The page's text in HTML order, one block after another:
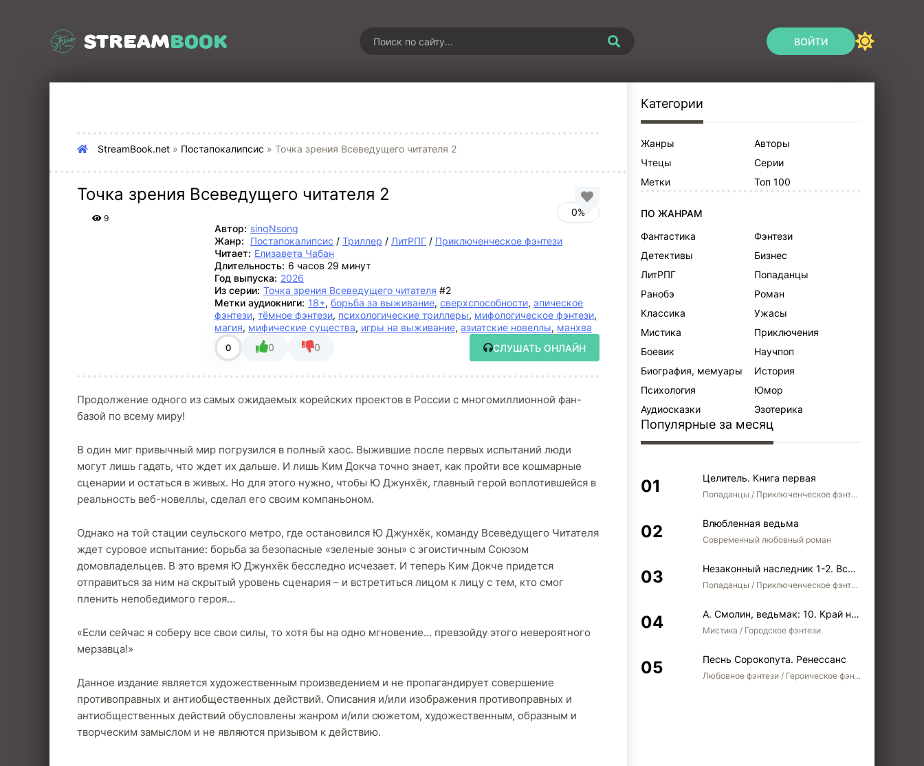
STREAMBOOK ВОЙТИ
StreamBook.net » Постапокалипсис » Точка зрения Всеведущего читателя 2
Точка зрения Всеведущего читателя 2
9
0%
Автор: singNsong
Жанр:
Постапокалипсис / Триллер / ЛитРПГ / Приключенческое фэнтези
Читает: Елизавета Чабан
Длительность: 6 часов 29 минут
Год выпуска: 2026
Из серии: Точка зрения Всеведущего читателя #2
Метки аудиокниги: 18+, борьба за выживание, сверхспособности, эпическое
фэнтези, тёмное фэнтези, психологические триллеры, мифологическое фэнтези,
магия, мифические существа, игры на выживание, азиатские новеллы, манхва
0 0 0 СЛУШАТЬ ОНЛАЙН
Продолжение одного из самых ожидаемых корейских проектов в России с многомиллионной фан-
базой по всему миру!
В один миг привычный мир погрузился в полный хаос. Выжившие после первых испытаний люди
могут лишь гадать, что ждет их дальше. И лишь Ким Докча точно знает, как пройти все кошмарные
сценарии и остаться в живых. Но для этого нужно, чтобы Ю Джунхёк, главный герой воплотившейся в
реальность веб-новеллы, сделал его своим компаньоном.
Однако на той стации сеульского метро, где остановился Ю Джунхёк, команду Всеведущего Читателя
ждет суровое испытание: борьба за безопасные «зеленые зоны» с эгоистичным Союзом
домовладельцев. В это время Ю Джунхёк бесследно исчезает. И теперь Ким Докче придется
отправиться за ним на скрытый уровень сценария – и встретиться лицом к лицу с тем, кто смог
пленить непобедимого героя…
«Если сейчас я соберу все свои силы, то хотя бы на одно мгновение… превзойду этого невероятного
мерзавца!»
Данное издание является художественным произведением и не пропагандирует совершение
противоправных и антиобщественных действий. Описания и/или изображения противоправных и
антиобщественных действий обусловлены жанром и/или сюжетом, художественным, образным и
творческим замыслом и не являются призывом к действию.
Категории
Жанры
Авторы
Чтецы
Серии
Метки
Топ 100
ПО ЖАНРАМ
Фантастика
Фэнтези
Детективы
Бизнес
ЛитРПГ
Попаданцы
Ранобэ
Роман
Классика
Ужасы
Мистика
Приключения
Боевик
Научпоп
Биография, мемуары
История
Психология
Юмор
Аудиосказки
Эзотерика
Популярные за месяц
Целитель. Книга первая
Попаданцы / Приключенческое фэнтези / Боевое фэнтези
Влюбленная ведьма
Современный любовный роман
Незаконный наследник 1-2. Вспомнить, кем был. Стать собой. Остаться собой
Попаданцы / Приключенческое фэнтези / Боевое фэнтези / Юмористическое фэнтези
А. Смолин, ведьмак: 10. Край неба
Мистика / Городское фэнтези
Песнь Сорокопута. Ренессанс
Любовное фэнтези / Героическое фэнтези